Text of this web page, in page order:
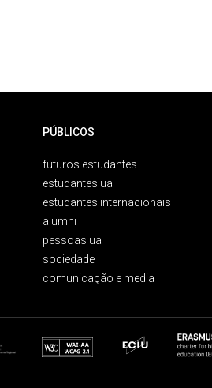
PÚBLICOS
futuros estudantes
estudantes ua
estudantes internacionais
alumni
pessoas ua
sociedade
comunicação e media